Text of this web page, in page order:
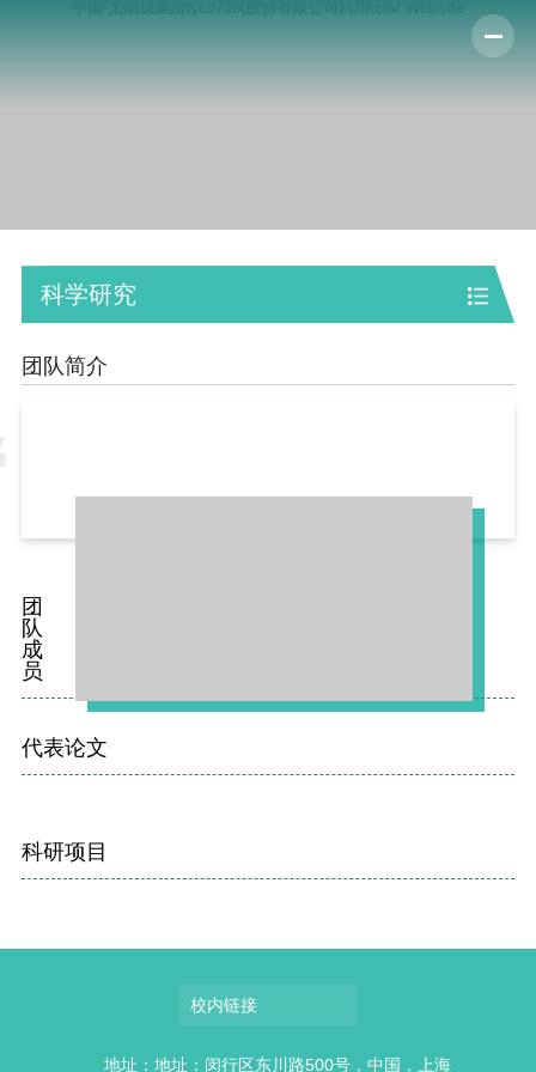
科学研究
团队简介
团
队
成
员
代表论文
科研项目
校内链接
地址：地址：闵行区东川路500号，中国，上海